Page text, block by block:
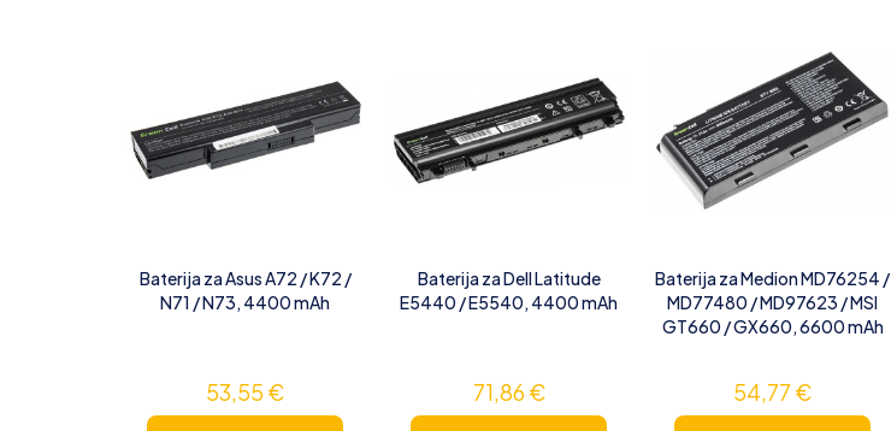
Baterija za Asus A72 / K72 /
N71 / N73, 4400 mAh
53,55 €
Baterija za Dell Latitude
E5440 / E5540, 4400 mAh
71,86€
Baterija za Medion MD76254 /
MD77480 / MD97623 / MSI
GT660 / GX660, 6600 mAh
54,77 €